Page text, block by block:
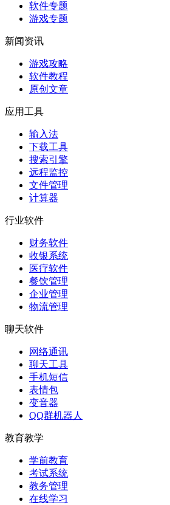
软件专题
游戏专题
新闻资讯
游戏攻略
软件教程
原创文章
应用工具
输入法
下载工具
搜索引擎
远程监控
文件管理
计算器
行业软件
财务软件
收银系统
医疗软件
餐饮管理
企业管理
物流管理
聊天软件
网络通讯
聊天工具
手机短信
表情包
变音器
QQ群机器人
教育教学
学前教育
考试系统
教务管理
在线学习